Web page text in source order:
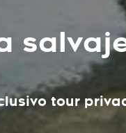
tour